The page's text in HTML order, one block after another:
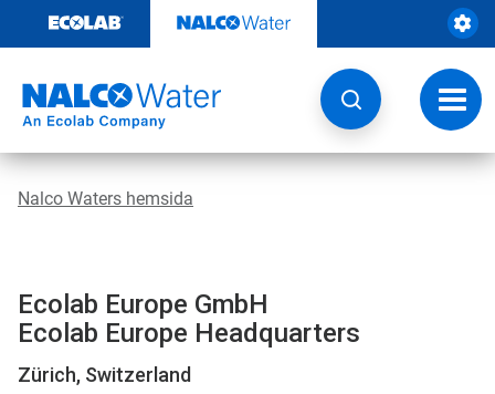
innehåll
Ändra
Nalco Waters hemsida
Ecolab Europe GmbH
Ecolab Europe Headquarters
Zürich, Switzerland